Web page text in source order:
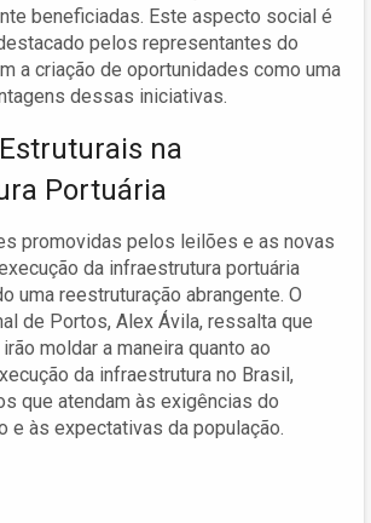
beneficiadas. Este aspecto social é
pelos representantes do
a criação de oportunidades como uma
dessas iniciativas.
na
Portuária
promovidas pelos leilões e as novas
da infraestrutura portuária
uma reestruturação abrangente. O
de Portos, Alex Ávila, ressalta que
moldar a maneira quanto ao
da infraestrutura no Brasil,
que atendam às exigências do
e às expectativas da população.